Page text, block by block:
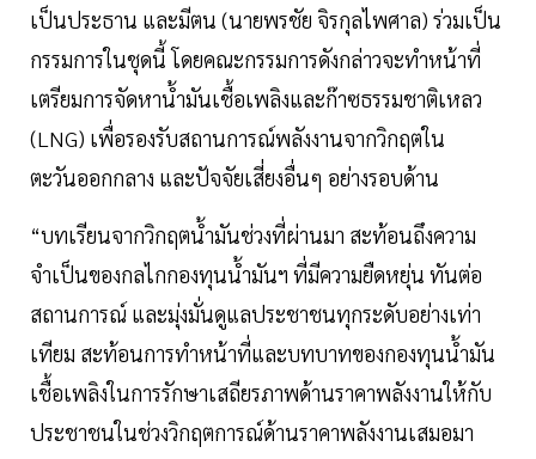
เป็นประธาน และมีตน (นายพรชัย จิรกุลไพศาล) ร่วมเป็น
กรรมการในชุดนี้ โดยคณะกรรมการดังกล่าวจะทำหน้าที่
เตรียมการจัดหาน้ำมันเชื้อเพลิงและก๊าซธรรมชาติเหลว
(LNG) เพื่อรองรับสถานการณ์พลังงานจากวิกฤตใน
ตะวันออกกลาง และปัจจัยเสี่ยงอื่นๆ อย่างรอบด้าน
“บทเรียนจากวิกฤตน้ำมันช่วงที่ผ่านมา สะท้อนถึงความ
จำเป็นของกลไกกองทุนน้ำมันฯ ที่มีความยืดหยุ่น ทันต่อ
สถานการณ์ และมุ่งมั่นดูแลประชาชนทุกระดับอย่างเท่า
เทียม สะท้อนการทำหน้าที่และบทบาทของกองทุนน้ำมัน
เชื้อเพลิงในการรักษาเสถียรภาพด้านราคาพลังงานให้กับ
ประชาชนในช่วงวิกฤตการณ์ด้านราคาพลังงานเสมอมา